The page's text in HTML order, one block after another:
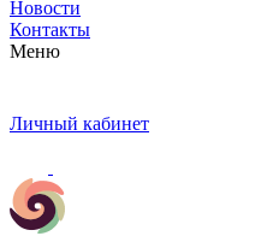
Новости
Контакты
Меню
Личный кабинет